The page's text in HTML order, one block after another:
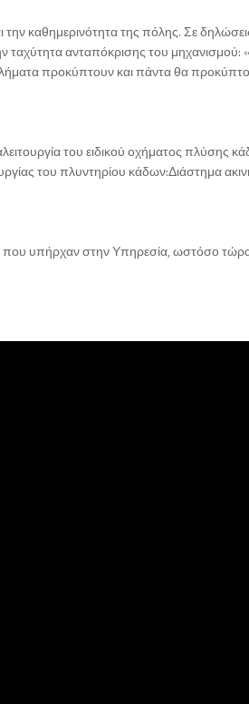
την καθημερινότητα της πόλης. Σε
ταχύτητα ανταπόκρισης του
προκύπτουν και πάντα θα
του ειδικού οχήματος πλύσης
του πλυντηρίου κάδων:Διάστημα
υπήρχαν στην Υπηρεσία, ωστόσο τώρα